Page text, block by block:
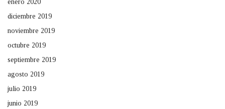
enero 2020
diciembre 2019
noviembre 2019
octubre 2019
septiembre 2019
agosto 2019
julio 2019
junio 2019